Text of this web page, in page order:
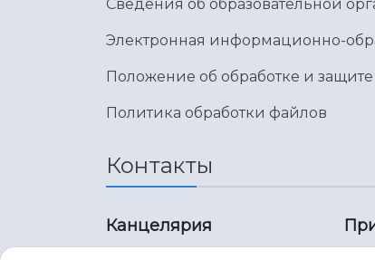
Сведения об образовательной
Электронная информационно-
Положение об обработке и
Политика обработки файлов
Контакты
Канцелярия